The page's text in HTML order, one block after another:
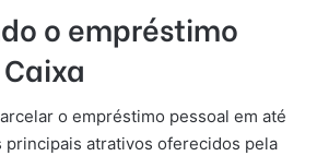
o empréstimo
o empréstimo pessoal em até
principais atrativos oferecidos pela